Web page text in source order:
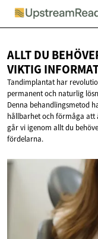
ALLT DU
VIKTIG
Tandimplantat har
permanent och naturlig
Denna behandlingsmetod
hållbarhet och förmåga att
går vi igenom allt du
fördelarna.